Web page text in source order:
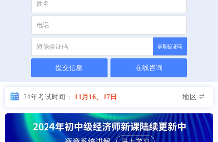
获取验证码
提交信息 在线咨询
24年考试时间： 11月16、17日 地区